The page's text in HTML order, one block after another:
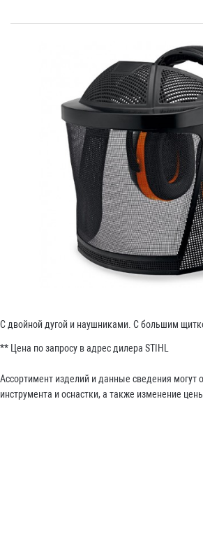
С двойной дугой и наушниками. С большим
** Цена по запросу в адрес дилера STIHL
Ассортимент изделий и данные сведения могут
инструмента и оснастки, а также изменение